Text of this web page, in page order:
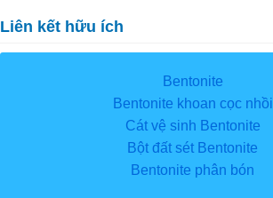
Liên kết hữu ích
Bentonite
Bentonite khoan cọc nhồi
Cát vệ sinh Bentonite
Bột đất sét Bentonite
Bentonite phân bón